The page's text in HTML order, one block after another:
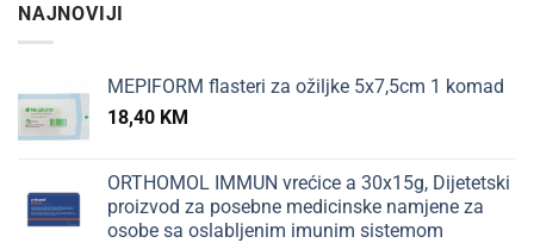
NAJNOVIJI
MEPIFORM flasteri za ožiljke 5x7,5cm 1 komad
18,40 KM
ORTHOMOL IMMUN vrećice a 30x15g, Dijetetski
proizvod za posebne medicinske namjene za
osobe sa oslabljenim imunim sistemom